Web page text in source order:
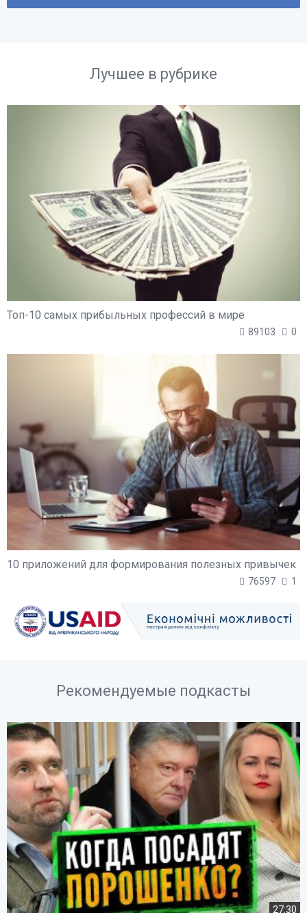
Лучшее в рубрике
Топ-10 самых прибыльных профессий в мире
89103 0
10 приложений для формирования полезных привычек
76597 1
Рекомендуемые подкасты
27:30